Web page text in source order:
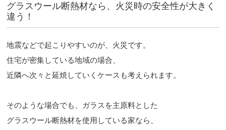
グラスウール断熱材なら、火災時の安全性が大きく
違う！
地震などで起こりやすいのが、火災です。
住宅が密集している地域の場合、
近隣へ次々と延焼していくケースも考えられます。
そのような場合でも、ガラスを主原料とした
グラスウール断熱材を使用している家なら、